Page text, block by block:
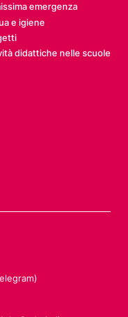
emergenza
e igiene
didattiche nelle scuole